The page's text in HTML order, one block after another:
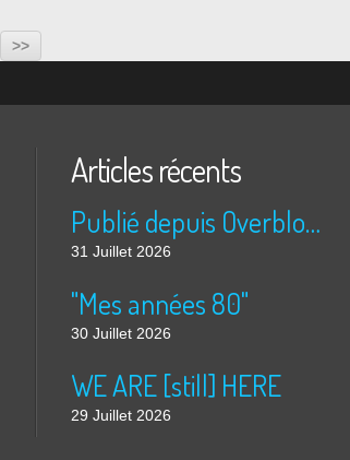
>>
Articles récents
Publié depuis Overblog et Facebook
31 Juillet 2026
"Mes années 80"
30 Juillet 2026
WE ARE [still] HERE
29 Juillet 2026